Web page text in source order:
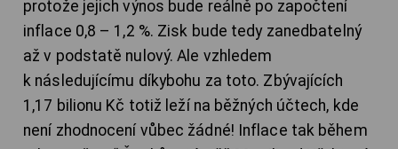
protože jejich výnos bude reálně po započtení
inflace 0,8 – 1,2 %. Zisk bude tedy zanedbatelný
až v podstatě nulový. Ale vzhledem
k následujícímu díkybohu za toto. Zbývajících
1,17 bilionu Kč totiž leží na běžných účtech, kde
není zhodnocení vůbec žádné! Inflace tak během